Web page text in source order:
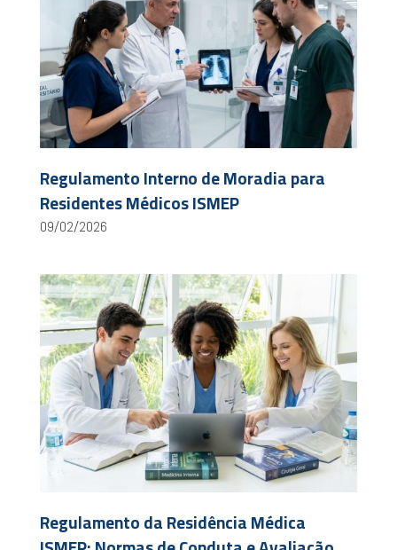
Regulamento Interno de Moradia para
Residentes Médicos ISMEP
09/02/2026
Regulamento da Residência Médica